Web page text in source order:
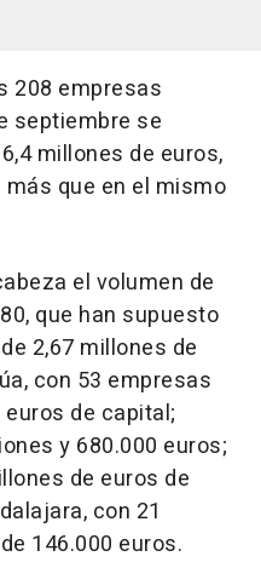
208 empresas
septiembre se
millones de euros,
más que en el mismo
el volumen de
que han supuesto
2,67 millones de
con 53 empresas
de capital;
y 680.000 euros;
de euros de
con 21
146.000 euros.